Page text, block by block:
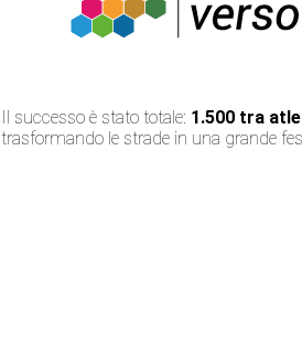
Il successo è stato totale: 1.500 tra
trasformando le strade in una grande